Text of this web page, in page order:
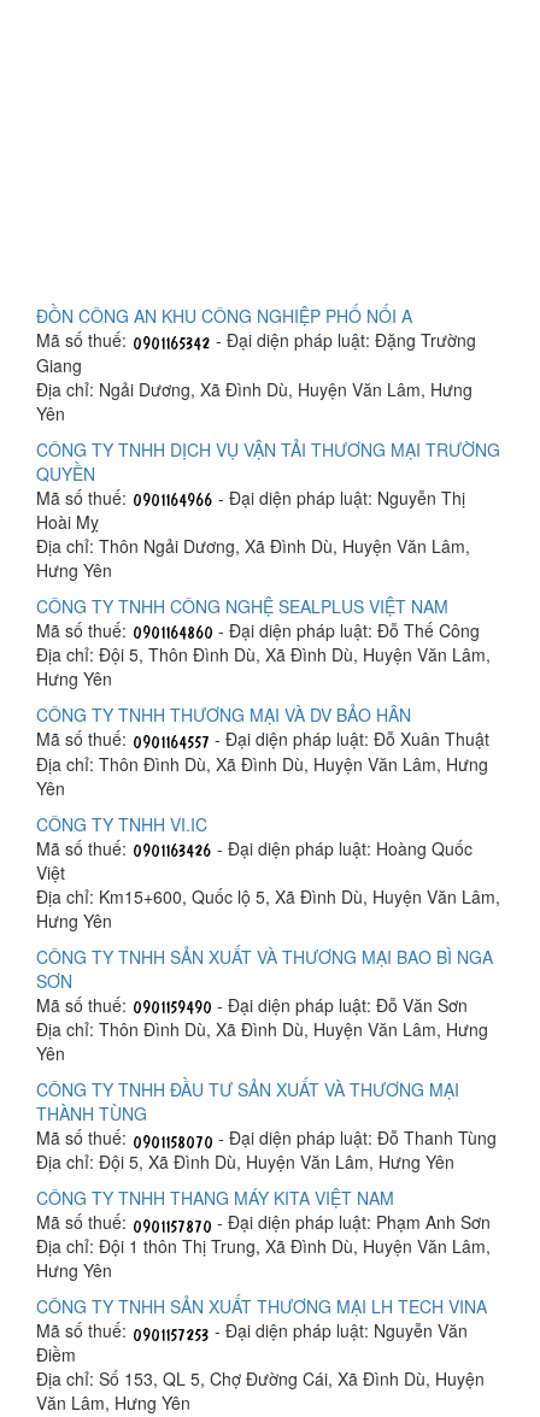
ĐỒN CÔNG AN KHU CÔNG NGHIỆP PHỐ NỐI A
Mã số thuế:
- Đại diện pháp luật: Đặng Trường
Giang
Địa chỉ: Ngải Dương, Xã Đình Dù, Huyện Văn Lâm, Hưng
Yên
CÔNG TY TNHH DỊCH VỤ VẬN TẢI THƯƠNG MẠI TRƯỜNG
QUYỀN
Mã số thuế:
- Đại diện pháp luật: Nguyễn Thị
Hoài Mỵ
Địa chỉ: Thôn Ngải Dương, Xã Đình Dù, Huyện Văn Lâm,
Hưng Yên
CÔNG TY TNHH CÔNG NGHỆ SEALPLUS VIỆT NAM
Mã số thuế:
- Đại diện pháp luật: Đỗ Thế Công
Địa chỉ: Đội 5, Thôn Đình Dù, Xã Đình Dù, Huyện Văn Lâm,
Hưng Yên
CÔNG TY TNHH THƯƠNG MẠI VÀ DV BẢO HÂN
Mã số thuế:
- Đại diện pháp luật: Đỗ Xuân Thuật
Địa chỉ: Thôn Đình Dù, Xã Đình Dù, Huyện Văn Lâm, Hưng
Yên
CÔNG TY TNHH VI.IC
Mã số thuế:
- Đại diện pháp luật: Hoàng Quốc
Việt
Địa chỉ: Km15+600, Quốc lộ 5, Xã Đình Dù, Huyện Văn Lâm,
Hưng Yên
CÔNG TY TNHH SẢN XUẤT VÀ THƯƠNG MẠI BAO BÌ NGA
SƠN
Mã số thuế:
- Đại diện pháp luật: Đỗ Văn Sơn
Địa chỉ: Thôn Đình Dù, Xã Đình Dù, Huyện Văn Lâm, Hưng
Yên
CÔNG TY TNHH ĐẦU TƯ SẢN XUẤT VÀ THƯƠNG MẠI
THÀNH TÙNG
Mã số thuế:
- Đại diện pháp luật: Đỗ Thanh Tùng
Địa chỉ: Đội 5, Xã Đình Dù, Huyện Văn Lâm, Hưng Yên
CÔNG TY TNHH THANG MÁY KITA VIỆT NAM
Mã số thuế:
- Đại diện pháp luật: Phạm Anh Sơn
Địa chỉ: Đội 1 thôn Thị Trung, Xã Đình Dù, Huyện Văn Lâm,
Hưng Yên
CÔNG TY TNHH SẢN XUẤT THƯƠNG MẠI LH TECH VINA
Mã số thuế:
- Đại diện pháp luật: Nguyễn Văn
Điềm
Địa chỉ: Số 153, QL 5, Chợ Đường Cái, Xã Đình Dù, Huyện
Văn Lâm, Hưng Yên